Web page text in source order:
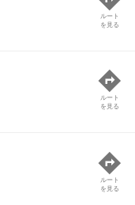
ルート
を見る
ルート
を見る
ルート
を見る